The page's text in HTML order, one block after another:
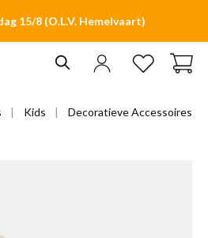
15/8 (O.L.V. Hemelvaart)
Kids
Decoratieve Accessoires